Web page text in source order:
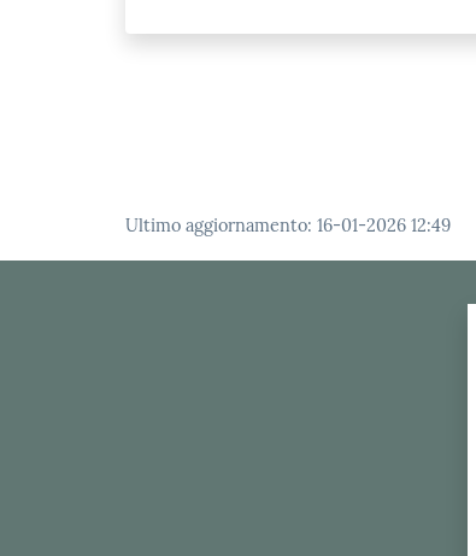
Ultimo aggiornamento: 16-01-2026 12:49